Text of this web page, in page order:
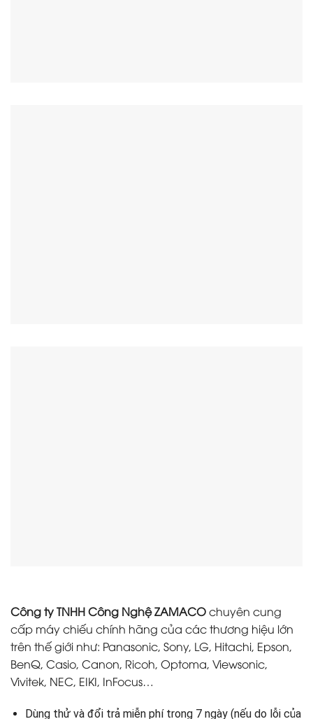
Công ty TNHH Công Nghệ ZAMACOchuyên cung
cấp máy chiếu chính hãng của các thương hiệu lớn
trên thế giới như: Panasonic, Sony, LG, Hitachi, Epson,
BenQ, Casio, Canon, Ricoh, Optoma, Viewsonic,
Vivitek, NEC, EIKI, InFocus…
Dùng thử và đổi trả miễn phí trong 7 ngày (nếu do lỗi của